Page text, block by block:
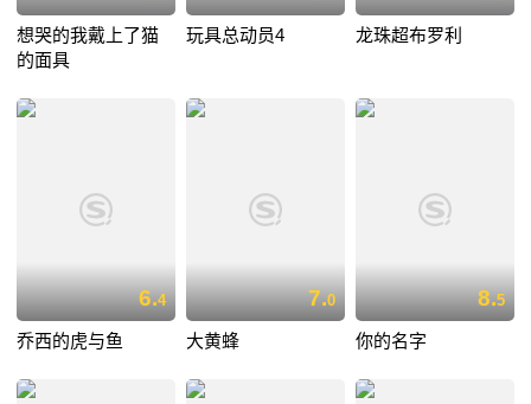
想哭的我戴上了猫
的面具
玩具总动员4 龙珠超布罗利
6.4
乔西的虎与鱼
7.0
大黄蜂
8.5
你的名字